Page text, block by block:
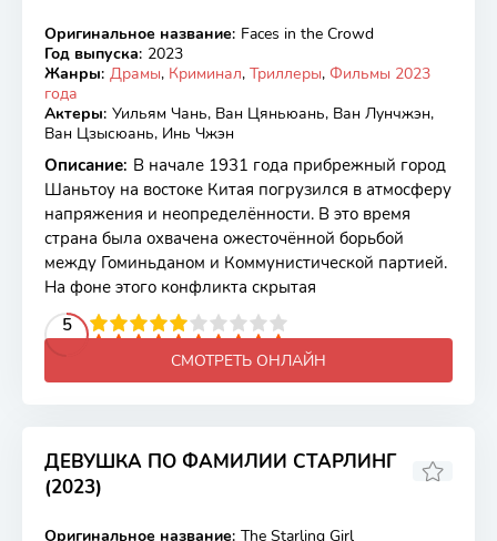
WEB-DL
Оригинальное название: Faces in the Crowd
Год выпуска: 2023
Жанры: Драмы, Криминал, Триллеры, Фильмы 2023
года
Актеры: Уильям Чань, Ван Цяньюань, Ван Лунчжэн,
Ван Цзысюань, Инь Чжэн
Описание: В начале 1931 года прибрежный город
Шаньтоу на востоке Китая погрузился в атмосферу
напряжения и неопределённости. В это время
страна была охвачена ожесточённой борьбой
между Гоминьданом и Коммунистической партией.
На фоне этого конфликта скрытая
5
4 5 6 7 8 9 10
СМОТРЕТЬ ОНЛАЙН
ДЕВУШКА ПО ФАМИЛИИ СТАРЛИНГ
(2023)
Оригинальное название: The Starling Girl